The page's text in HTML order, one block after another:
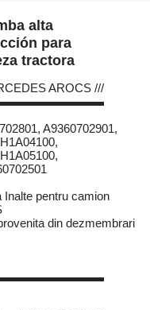
alta
para
tractora
AROCS ///
A9360702901,
Inalte pentru camion
din dezmembrari